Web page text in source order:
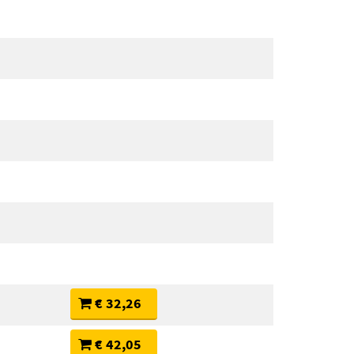
€ 32,26
€ 42,05